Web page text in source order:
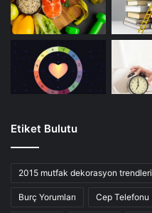
Etiket Bulutu
2015 mutfak dekorasyon trendleri
Burç Yorumları Cep Telefonu